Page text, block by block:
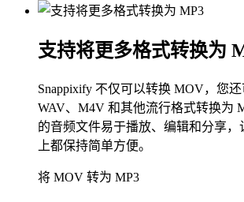
支持将更多格式转换为
Snappixify 不仅可以转换 MOV，您还
WAV、M4V 和其他流行格式转换为
的音频文件易于播放、编辑和分享，
上都保持简单方便。
将 MOV 转为 MP3